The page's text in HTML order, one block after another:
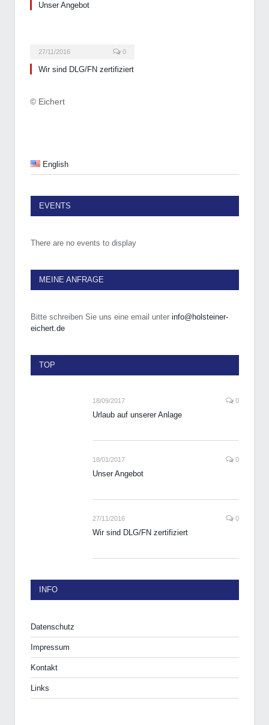
Unser Angebot
27/11/2016 0
Wir sind DLG/FN zertifiziert
© Eichert
English
EVENTS
There are no events to display
MEINE ANFRAGE
Bitte schreiben Sie uns eine email unter info@holsteiner-
eichert.de
TOP
18/09/2017 0
Urlaub auf unserer Anlage
18/01/2017 0
Unser Angebot
27/11/2016 0
Wir sind DLG/FN zertifiziert
INFO
Datenschutz
Impressum
Kontakt
Links